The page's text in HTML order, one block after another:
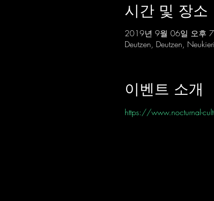
시간 및 장소
2019년 9월 06일 오후
Deutzen, Deutzen,
이벤트 소개
https://www.nocturnal-